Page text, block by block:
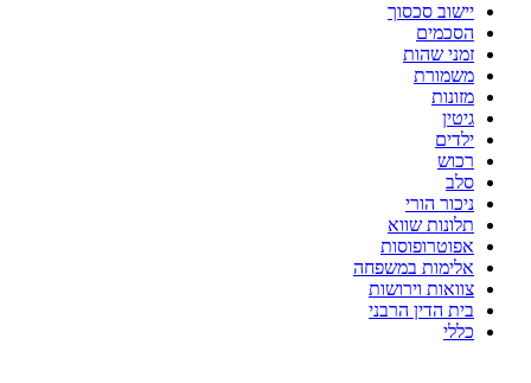
יישוב סכסוך
הסכמים
זמני שהות
משמורת
מזונות
גיטין
ילדים
רכוש
סלב
ניכור הורי
תלונות שווא
אפוטרופוסות
אלימות במשפחה
צוואות וירושות
בית הדין הרבני
כללי